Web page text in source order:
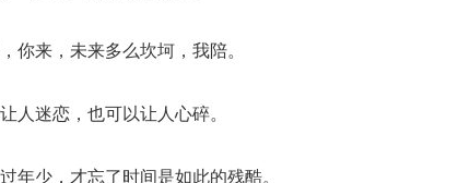
你来，未来多么坎坷，我陪。
人迷恋，也可以让人心碎。
年少，才忘了时间是如此的残酷。